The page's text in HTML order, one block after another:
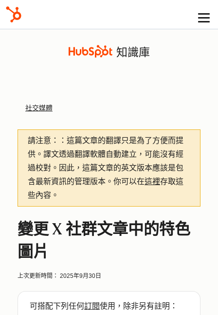
知識庫
社交媒體
請注意：
：這篇文章的翻譯只是為了方便而提
供。譯文透過翻譯軟體自動建立，可能沒有經
過校對。因此，這篇文章的英文版本應該是包
含最新資訊的管理版本。你可以在這裡存取這
些內容。
變更 X 社群文章中的特色
圖片
上次更新時間： 2025年9月30日
可搭配下列任何訂閱使用，除非另有註明：